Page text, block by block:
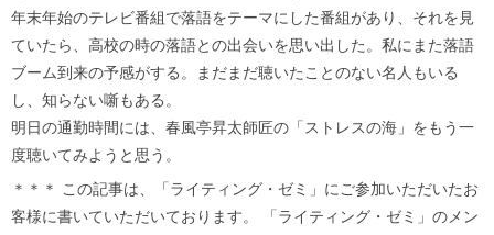
年末年始のテレビ番組で落語をテーマにした番組があり、それを見
ていたら、高校の時の落語との出会いを思い出した。私にまた落語
ブーム到来の予感がする。まだまだ聴いたことのない名人もいる
し、知らない噺もある。
明日の通勤時間には、春風亭昇太師匠の「ストレスの海」をもう一
度聴いてみようと思う。
＊＊＊ この記事は、「ライティング・ゼミ」にご参加いただいたお
客様に書いていただいております。 「ライティング・ゼミ」のメン